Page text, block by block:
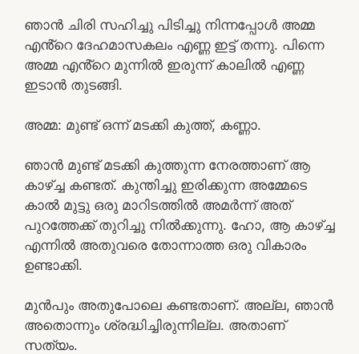
ഞാൻ ചിരി സഹിച്ചു പിടിച്ചു നിന്നപ്പോൾ അമ്മ
എൻ്റെ ദേഹമാസകലം എണ്ണ ഇട്ട് തന്നു. പിന്നെ
അമ്മ എൻ്റെ മുന്നിൽ ഇരുന്ന് കാലിൽ എണ്ണ
ഇടാൻ തുടങ്ങി.
അമ്മ: മുണ്ട് ഒന്ന് മടക്കി കുത്ത്, കണ്ണാ.
ഞാൻ മുണ്ട് മടക്കി കുത്തുന്ന നേരത്താണ് ആ
കാഴ്ച്ച കണ്ടത്. കുന്തിച്ചു ഇരിക്കുന്ന അമ്മേടെ
കാൽ മുട്ടു ഒരു മാറിടത്തിൽ അമർന്ന് അത്
പുറത്തേക്ക് തുറിച്ചു നിൽക്കുന്നു. ഹോ, ആ കാഴ്ച്ച
എന്നിൽ അതുവരെ തോന്നാത്ത ഒരു വികാരം
ഉണ്ടാക്കി.
മുൻപും അതുപോലെ കണ്ടതാണ്. അല്ല, ഞാൻ
അതൊന്നും ശ്രദ്ധിച്ചിരുന്നില്ല. അതാണ്‌
സത്യം.